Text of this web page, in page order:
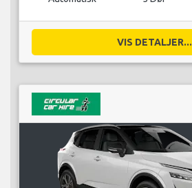
VIS DETALJER...